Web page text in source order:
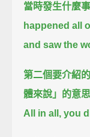
當時發生什麼
happened all
and saw the
第二個要介紹
體來說」的意
All in all, you